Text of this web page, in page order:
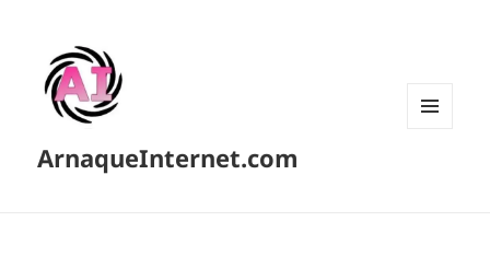
ArnaqueInternet.com